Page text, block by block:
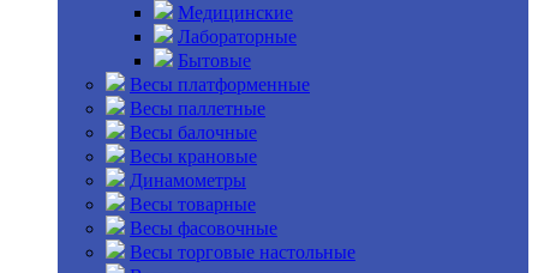
Медицинские
Лабораторные
Бытовые
Весы платформенные
Весы паллетные
Весы балочные
Весы крановые
Динамометры
Весы товарные
Весы фасовочные
Весы торговые настольные